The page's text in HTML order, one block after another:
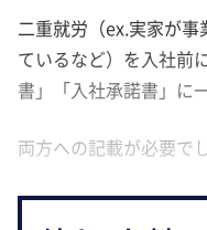
二重就労（ex.実家が
ているなど）を入社前
書」「入社承諾書」に
両方への記載が必要で